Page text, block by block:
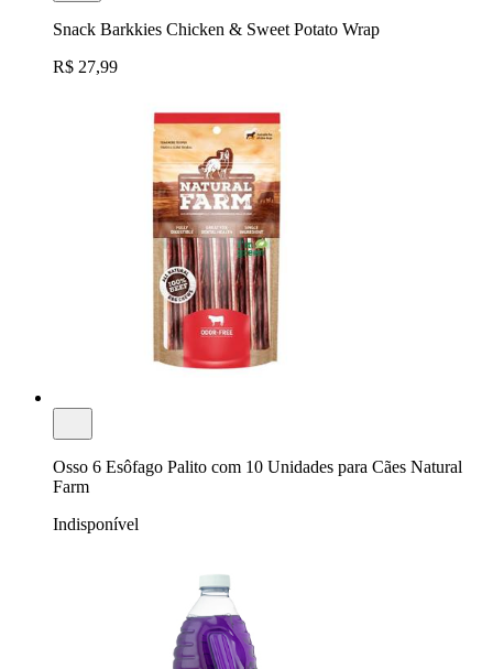
Snack Barkkies Chicken & Sweet Potato Wrap
R$ 27,99
Osso 6 Esôfago Palito com 10 Unidades para Cães Natural
Farm
Indisponível